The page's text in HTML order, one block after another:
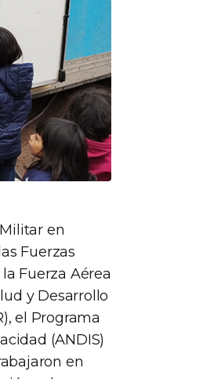
en
Fuerzas
Fuerza Aérea
y Desarrollo
el Programa
(ANDIS)
en